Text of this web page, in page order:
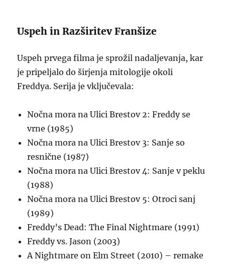
Uspeh in Razširitev Franšize
Uspeh prvega filma je sprožil nadaljevanja, kar
je pripeljalo do širjenja mitologije okoli
Freddya. Serija je vključevala:
Nočna mora na Ulici Brestov 2: Freddy se
vrne (1985)
Nočna mora na Ulici Brestov 3: Sanje so
resnične (1987)
Nočna mora na Ulici Brestov 4: Sanje v peklu
(1988)
Nočna mora na Ulici Brestov 5: Otroci sanj
(1989)
Freddy’s Dead: The Final Nightmare (1991)
Freddy vs. Jason (2003)
A Nightmare on Elm Street (2010) – remake